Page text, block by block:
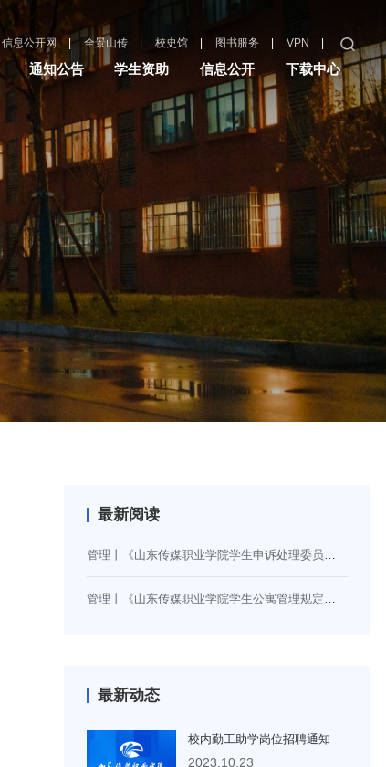
信息公开网 | 全景山传 | 校史馆 | 图书服务 | VPN |
通知公告 学生资助 信息公开 下载中心
最新阅读
管理丨《山东传媒职业学院学生申诉处理委员会章程》（山传学字〔2024〕14号）
最新动态
校内勤工助学岗位招聘通知
2023.10.23